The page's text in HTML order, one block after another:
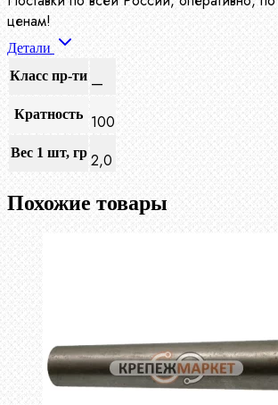
ценам!
Детали
Класс пр-ти —
Кратность 100
Вес 1 шт, гр 2,0
Похожие товары